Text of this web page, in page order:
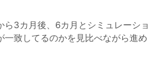
ら3カ月後、6カ月とシミュレーショ
一致してるのかを見比べながら進め